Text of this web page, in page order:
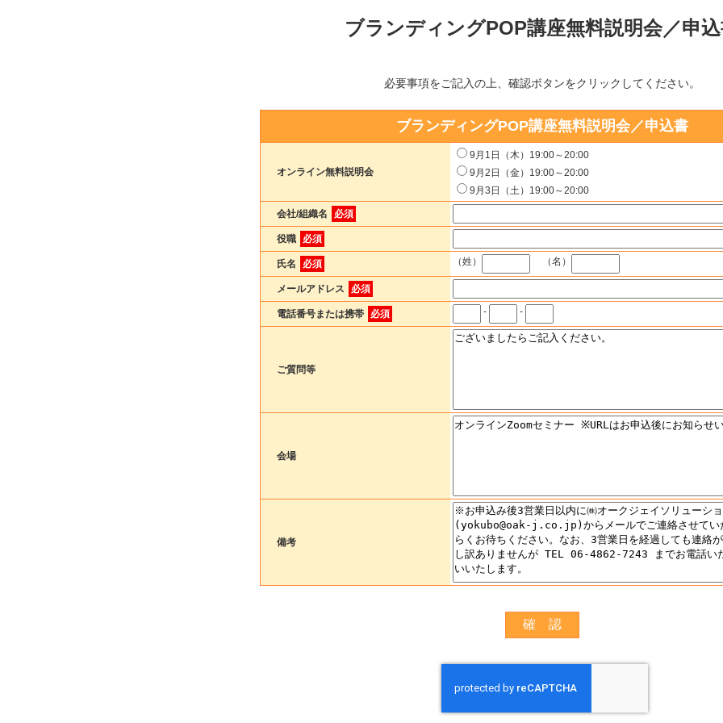
ブランディングPOP講座無料説明会／申
必要事項をご記入の上、確認ボタンをクリックしてください。
ブランディングPOP講座無料説明会／申込書
オンライン無料説明会
9月1日（木）19:00～20:00
9月2日（金）19:00～20:00
9月3日（土）19:00～20:00
会社/組織名 必須
役職 必須
氏名 必須 （姓） （名）
メールアドレス 必須
電話番号または携帯 必須 - -
ご質問等
会場
備考